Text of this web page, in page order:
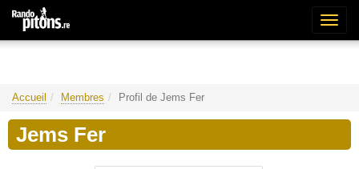
Accueil Membres Profil de Jems Fer
Jems Fer